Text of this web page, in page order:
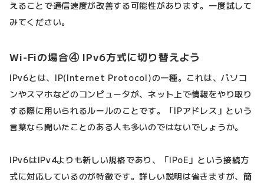
えることで通信速度が改善する可能性があります。一度試して
みてください。
Wi-Fiの場合④ IPv6方式に切り替えよう
IPv6とは、IP(Internet Protocol)の一種。これは、パソコ
ンやスマホなどのコンピュータが、ネット上で情報をやり取り
する際に用いられるルールのことです。「IPアドレス」という
言葉なら聞いたことのある人も多いのではないでしょうか。
IPv6はIPv4よりも新しい規格であり、「IPoE」という接続方
式に対応しているのが特徴です。詳しい説明は省きますが、簡